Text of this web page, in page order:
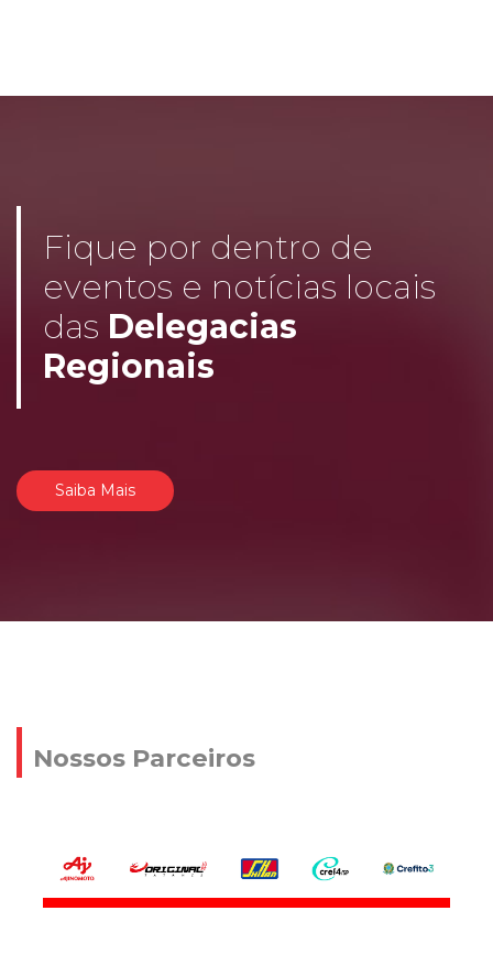
Fique por dentro de
eventos e notícias locais
das Delegacias
Regionais
Saiba Mais
Nossos Parceiros